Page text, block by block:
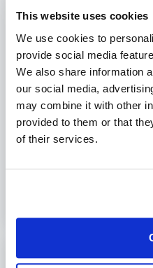
This website uses cookies
We use cookies to
provide social media
We also share information
our social media,
may combine it with other
provided to them or that
of their services.
cd /usr/local/directadmin/
./build todovecot
Was dit
Nee
Print